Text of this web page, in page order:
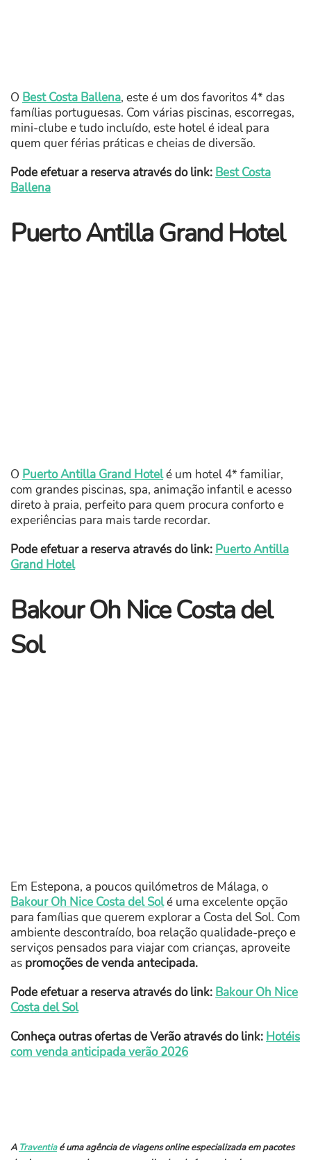
O Best Costa Ballena, este é um dos favoritos 4* das
famílias portuguesas. Com várias piscinas, escorregas,
mini-clube e tudo incluído, este hotel é ideal para
quem quer férias práticas e cheias de diversão.
Pode efetuar a reserva através do link: Best Costa
Ballena
Puerto Antilla Grand Hotel
O Puerto Antilla Grand Hotelé um hotel 4* familiar,
com grandes piscinas, spa, animação infantil e acesso
direto à praia, perfeito para quem procura conforto e
experiências para mais tarde recordar.
Pode efetuar a reserva através do link: Puerto Antilla
Grand Hotel
Bakour Oh Nice Costa del
Sol
Em Estepona, a poucos quilómetros de Málaga, o
Bakour Oh Nice Costa del Solé uma excelente opção
para famílias que querem explorar a Costa del Sol. Com
ambiente descontraído, boa relação qualidade-preço e
serviços pensados para viajar com crianças, aproveite
as promoções de venda antecipada.
Pode efetuar a reserva através do link: Bakour Oh Nice
Costa del Sol
Conheça outras ofertas de Verão através do link: Hotéis
com venda anticipada verão 2026
A Traventiaé uma agência de viagens online especializada em pacotes